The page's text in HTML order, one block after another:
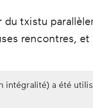
txistu
rencontres,
intégralité) a été